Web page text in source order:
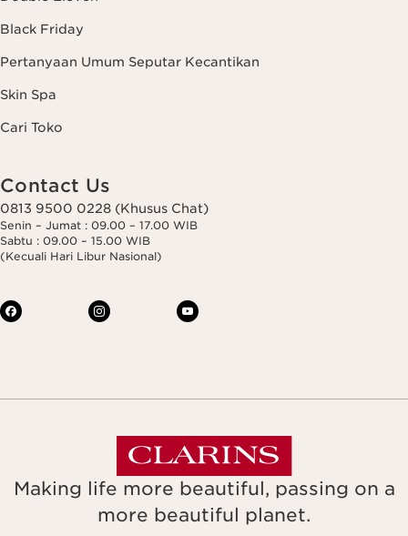
Black Friday
Pertanyaan Umum Seputar Kecantikan
Skin Spa
Cari Toko
Contact Us
0813 9500 0228 (Khusus Chat)
Senin – Jumat : 09.00 – 17.00 WIB
Sabtu : 09.00 – 15.00 WIB
(Kecuali Hari Libur Nasional)
Making life more beautiful, passing on a
more beautiful planet.